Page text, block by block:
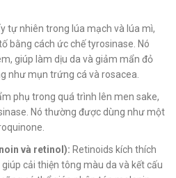
tự nhiên trong lúa mạch và lúa mì,
bằng cách ức chế tyrosinase. Nó
giúp làm dịu da và giảm mẩn đỏ
như mụn trứng cá và rosacea.
phụ trong quá trình lên men sake,
Nó thường được dùng như một
và retinol): Retinoids kích thích
cải thiện tông màu da và kết cấu